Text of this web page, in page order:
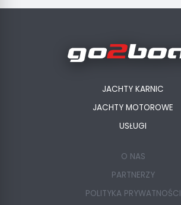
JACHTY KARNIC
JACHTY MOTOROWE
USŁUGI
O NAS
PARTNERZY
POLITYKA PRYWATNOŚCI